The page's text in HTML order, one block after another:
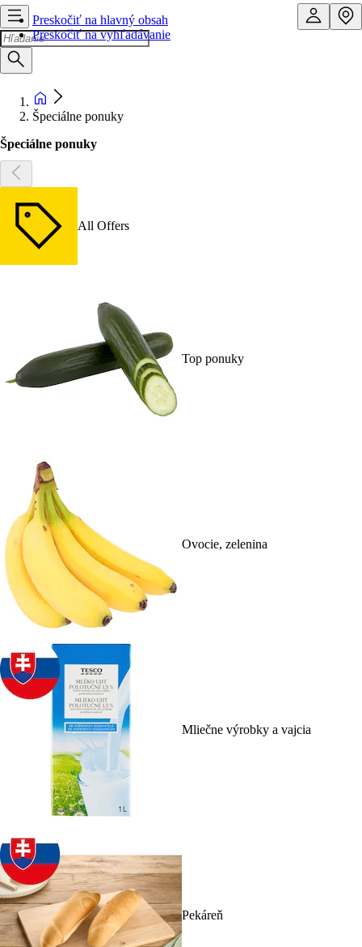
Preskočiť na hlavný obsah
Preskočiť na vyhľadávanie
Špeciálne ponuky
Špeciálne ponuky
All Offers
Top ponuky
Ovocie, zelenina
Mliečne výrobky a vajcia
Pekáreň